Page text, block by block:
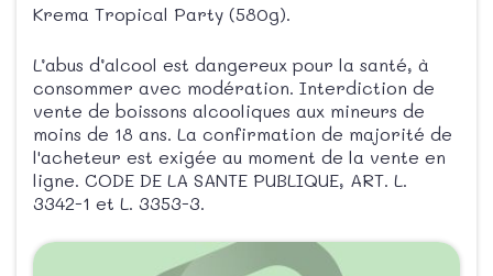
Krema Tropical Party (580g).
L’abus d’alcool est dangereux pour la santé, à
consommer avec modération. Interdiction de
vente de boissons alcooliques aux mineurs de
moins de 18 ans. La confirmation de majorité de
l'acheteur est exigée au moment de la vente en
ligne. CODE DE LA SANTE PUBLIQUE, ART. L.
3342-1 et L. 3353-3.